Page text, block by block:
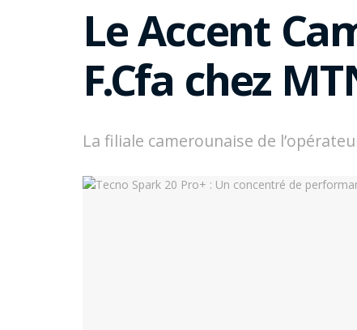
Le Accent
F.Cfa chez
La filiale camerounaise de